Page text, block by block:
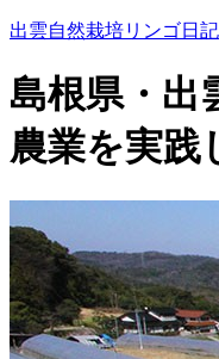
出雲自然栽培リンゴ日記
島根県・出
農業を実践